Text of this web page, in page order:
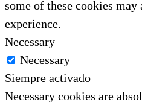
some of these cookies
experience.
Necessary
Necessary
Siempre activado
Necessary cookies are